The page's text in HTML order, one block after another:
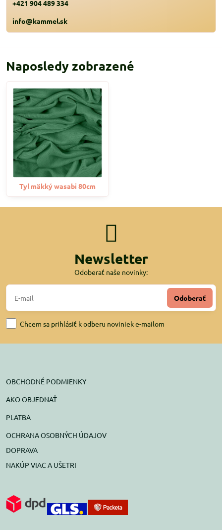
+421 904 489 334
info@kammel.sk
Naposledy zobrazené
Tyl mäkký wasabi 80cm
Newsletter
Odoberať naše novinky:
Odoberať
Chcem sa prihlásiť k odberu noviniek e-mailom
OBCHODNÉ PODMIENKY
AKO OBJEDNAŤ
PLATBA
OCHRANA OSOBNÝCH ÚDAJOV
DOPRAVA
NAKÚP VIAC A UŠETRI